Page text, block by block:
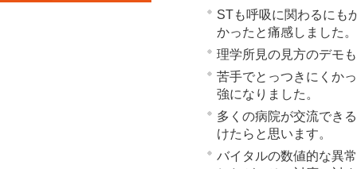
STも呼吸に関わるにも
かったと痛感しました。
理学所見の見方のデモ
苦手でとっつきにくか
強になりました。
多くの病院が交流でき
けたらと思います。
バイタルの数値的な異